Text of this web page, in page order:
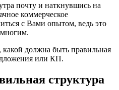
почту и наткнувшись на
коммерческое
с Вами опытом, ведь это
многим.
должна быть правильная
или КП.
структура